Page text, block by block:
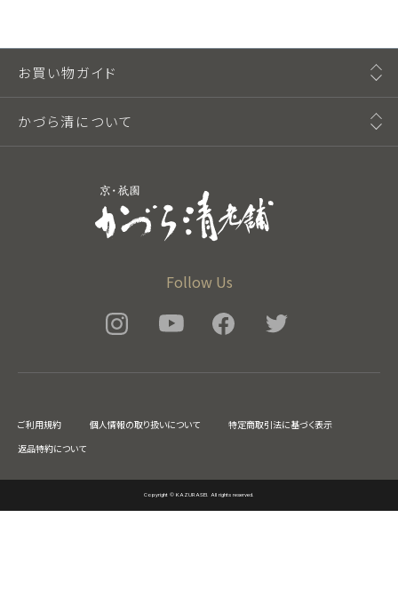
Follow Us
お買い物ガイド
かづら清について
ご利用規約 個人情報の取り扱いについて
特定商取引法に基づく表示
返品特約について
Copyright © KAZURASEI. All rights reserved.